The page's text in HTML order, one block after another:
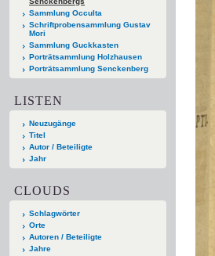
Sammlung Occulta
Schriftprobensammlung Gustav
Mori
Sammlung Guckkasten
Porträtsammlung Holzhausen
Porträtsammlung Senckenberg
LISTEN
Neuzugänge
Titel
Autor / Beteiligte
Jahr
CLOUDS
Schlagwörter
Orte
Autoren / Beteiligte
Jahre